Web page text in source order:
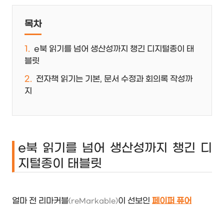
목차
e북 읽기를 넘어 생산성까지 챙긴 디지털종이 태
블릿
전자책 읽기는 기본, 문서 수정과 회의록 작성까
지
e북 읽기를 넘어 생산성까지 챙긴 디
지털종이 태블릿
얼마 전 리마커블(reMarkable)이 선보인 페이퍼 퓨어